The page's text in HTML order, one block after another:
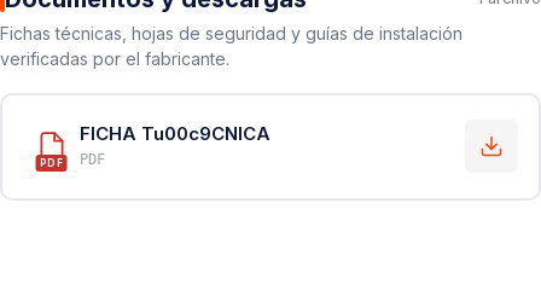
Fichas técnicas, hojas de seguridad y guías de instalación
verificadas por el fabricante.
PDF
FICHA Tu00c9CNICA
PDF